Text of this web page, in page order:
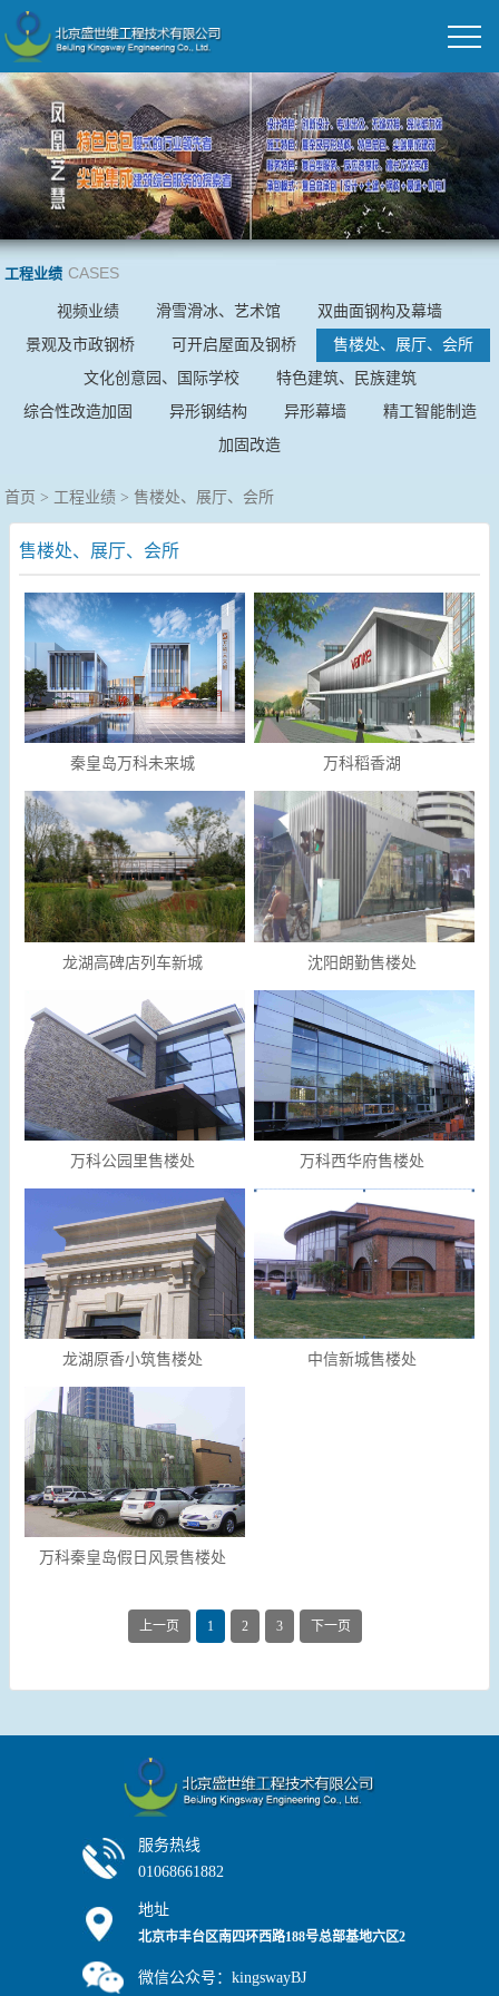
工程业绩 CASES
视频业绩 滑雪滑冰、艺术馆
双曲面钢构及幕墙
景观及市政钢桥
可开启屋面及钢桥
售楼处、展厅、会所
文化创意园、国际学校
特色建筑、民族建筑
综合性改造加固
异形钢结构 异形幕墙
精工智能制造
加固改造
首页 > 工程业绩 >售楼处、展厅、会所
售楼处、展厅、会所
秦皇岛万科未来城 万科稻香湖
龙湖高碑店列车新城 沈阳朗勤售楼处
万科公园里售楼处 万科西华府售楼处
龙湖原香小筑售楼处 中信新城售楼处
万科秦皇岛假日风景售楼处
上一页 1 2 3 下一页
服务热线
01068661882
地址
北京市丰台区南四环西路188号总部基地六区2
微信公众号：kingswayBJ